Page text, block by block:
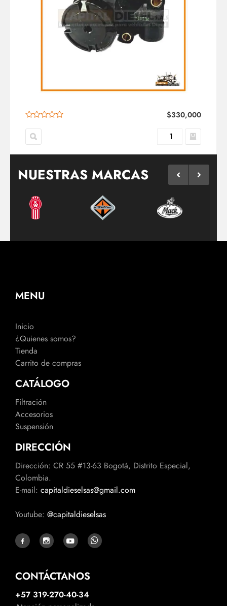
$330,000
NUESTRAS MARCAS
MENU
Inicio
¿Quienes somos?
Tienda
Carrito de compras
CATÁLOGO
Filtración
Accesorios
Suspensión
DIRECCIÓN
Dirección: CR 55 #13-63 Bogotá, Distrito Especial,
Colombia.
E-mail: capitaldieselsas@gmail.com
Youtube: @capitaldieselsas
CONTÁCTANOS
+57 319-270-40-34